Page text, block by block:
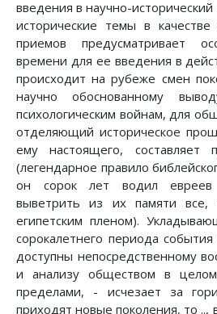
введения в научно-
исторические темы в
приемов предусматривает
времени для ее введения в
происходит на рубеже смен
научно обоснованному
психологическим войнам, для
отделяющий историческое
ему настоящего, составляет
(легендарное правило
он сорок лет водил
выветрить из их памяти
египетским пленом).
сорокалетнего периода
доступны непосредственному
и анализу обществом в
пределами, - исчезает за
приходят новые поколения, то ..,